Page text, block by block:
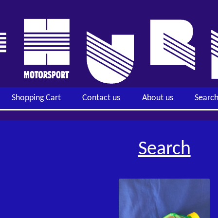
Shopping Cart Contact us About us
Search